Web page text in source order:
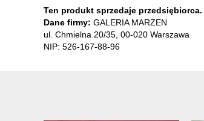
Ten produkt sprzedaje przedsiębiorca.
Dane firmy: GALERIA MARZEN
ul. Chmielna 20/35, 00-020 Warszawa
NIP: 526-167-88-96